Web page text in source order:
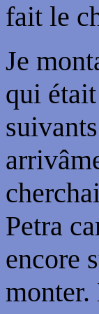
fait le
Je
qui
Petra
encore
monter.